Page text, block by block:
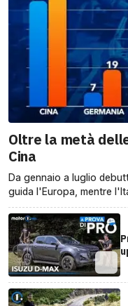
Oltre la metà
Cina
Da gennaio a luglio
guida l'Europa, mentre